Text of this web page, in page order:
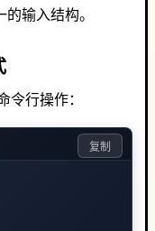
输入结构。
令行操作：
复制